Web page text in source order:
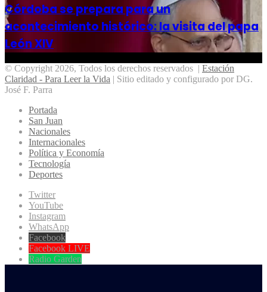
Córdoba se prepara para un
acontecimiento histórico: la visita del papa
León XIV
© Copyright 2026, Todos los derechos reservados | Estación
Claridad - Para Leer la Vida | Sitio editado y configurado por DG.
José F. Parra
Portada
San Juan
Nacionales
Internacionales
Política y Economía
Tecnología
Deportes
Twitter
YouTube
Instagram
WhatsApp
Facebook
Facebook LIVE
Radio Garden